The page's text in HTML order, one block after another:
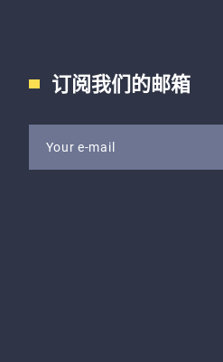
订阅我们的邮箱
Your e-mail